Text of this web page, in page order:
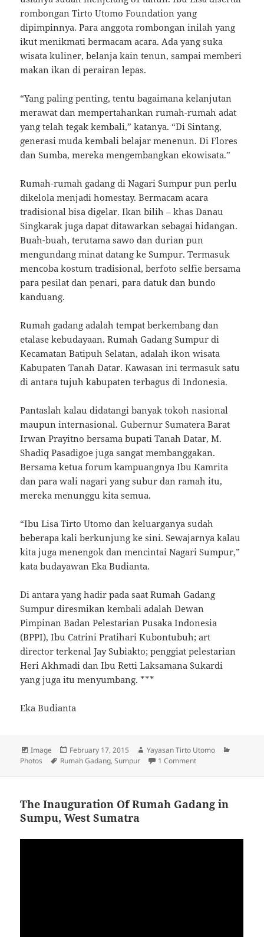
rombongan Tirto Utomo Foundation yang
dipimpinnya. Para anggota rombongan inilah yang
ikut menikmati bermacam acara. Ada yang suka
wisata kuliner, belanja kain tenun, sampai memberi
makan ikan di perairan lepas.
“Yang paling penting, tentu bagaimana kelanjutan
merawat dan mempertahankan rumah-rumah adat
yang telah tegak kembali,” katanya. “Di Sintang,
generasi muda kembali belajar menenun. Di Flores
dan Sumba, mereka mengembangkan ekowisata.”
Rumah-rumah gadang di Nagari Sumpur pun perlu
dikelola menjadi homestay. Bermacam acara
tradisional bisa digelar. Ikan bilih – khas Danau
Singkarak juga dapat ditawarkan sebagai hidangan.
Buah-buah, terutama sawo dan durian pun
mengundang minat datang ke Sumpur. Termasuk
mencoba kostum tradisional, berfoto selfie bersama
para pesilat dan penari, para datuk dan bundo
kanduang.
Rumah gadang adalah tempat berkembang dan
etalase kebudayaan. Rumah Gadang Sumpur di
Kecamatan Batipuh Selatan, adalah ikon wisata
Kabupaten Tanah Datar. Kawasan ini termasuk satu
di antara tujuh kabupaten terbagus di Indonesia.
Pantaslah kalau didatangi banyak tokoh nasional
maupun internasional. Gubernur Sumatera Barat
Irwan Prayitno bersama bupati Tanah Datar, M.
Shadiq Pasadigoe juga sangat membanggakan.
Bersama ketua forum kampuangnya Ibu Kamrita
dan para wali nagari yang subur dan ramah itu,
mereka menunggu kita semua.
“Ibu Lisa Tirto Utomo dan keluarganya sudah
beberapa kali berkunjung ke sini. Sewajarnya kalau
kita juga menengok dan mencintai Nagari Sumpur,”
kata budayawan Eka Budianta.
Di antara yang hadir pada saat Rumah Gadang
Sumpur diresmikan kembali adalah Dewan
Pimpinan Badan Pelestarian Pusaka Indonesia
(BPPI), Ibu Catrini Pratihari Kubontubuh; art
director terkenal Jay Subiakto; penggiat pelestarian
Heri Akhmadi dan Ibu Retti Laksamana Sukardi
yang juga itu menyumbang. ***
Eka Budianta
Format
Image
Posted
on
February 17, 2015 Author
Yayasan Tirto Utomo
Photos
Tags
Rumah Gadang,Sumpur 1 Comment
The Inauguration Of Rumah Gadang in
Sumpu, West Sumatra